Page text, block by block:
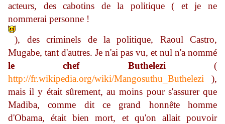
acteurs, des cabotins de la politique ( et je ne
nommerai personne !
), des criminels de la politique, Raoul Castro,
Mugabe, tant d'autres. Je n'ai pas vu, et nul n'a nommé
le chef Buthelezi (
http://fr.wikipedia.org/wiki/Mangosuthu_Buthelezi ),
mais il y était sûrement, au moins pour s'assurer que
Madiba, comme dit ce grand honnête homme
d'Obama, était bien mort, et qu'on allait pouvoir